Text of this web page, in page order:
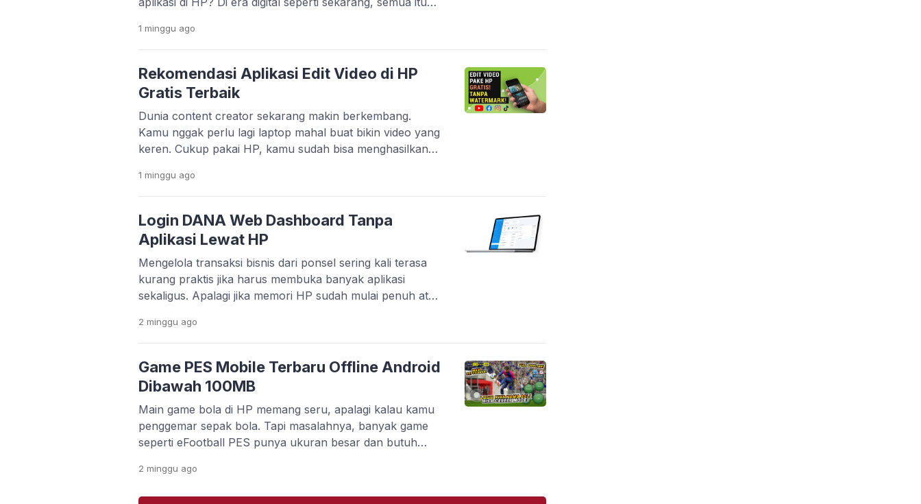
Pegadaian menghadirkan aplikasi yang makin lengkap dan
praktis. Layanan Pegadaian Digital kini berevolusi jadi
platform yang lebih modern dan terintegrasi. […]
1 minggu ago
Rekomendasi Aplikasi Edit Video di HP
Gratis Terbaik
Dunia content creator sekarang makin berkembang.
Kamu nggak perlu lagi laptop mahal buat bikin video yang
keren. Cukup pakai HP, kamu sudah bisa menghasilkan
TikTok, Instagram Reels, dan YouTube Shorts bikin
kebutuhan editing video makin tinggi. Tapi masalahnya,
banyak orang bingung memilih aplikasi yang benar-benar
gratis, mudah dipakai, […]
1 minggu ago
Login DANA Web Dashboard Tanpa
Aplikasi Lewat HP
Mengelola transaksi bisnis dari ponsel sering kali terasa
kurang praktis jika harus membuka banyak aplikasi
sekaligus. Apalagi jika memori HP sudah mulai penuh atau
aplikasi. Kabar baiknya, DANA menyediakan layanan
Dashboard Web yang bisa diakses langsung melalui
browser. Platform ini memudahkan pelaku usaha dalam
memantau transaksi, mengelola pembayaran, […]
2 minggu ago
Game PES Mobile Terbaru Offline Android
Dibawah 100MB
Main game bola di HP memang seru, apalagi kalau kamu
penggemar sepak bola. Tapi masalahnya, banyak game
seperti eFootball PES punya ukuran besar dan butuh
memori terbatas, hal ini jelas jadi kendala. Belum lagi kalau
2 minggu ago